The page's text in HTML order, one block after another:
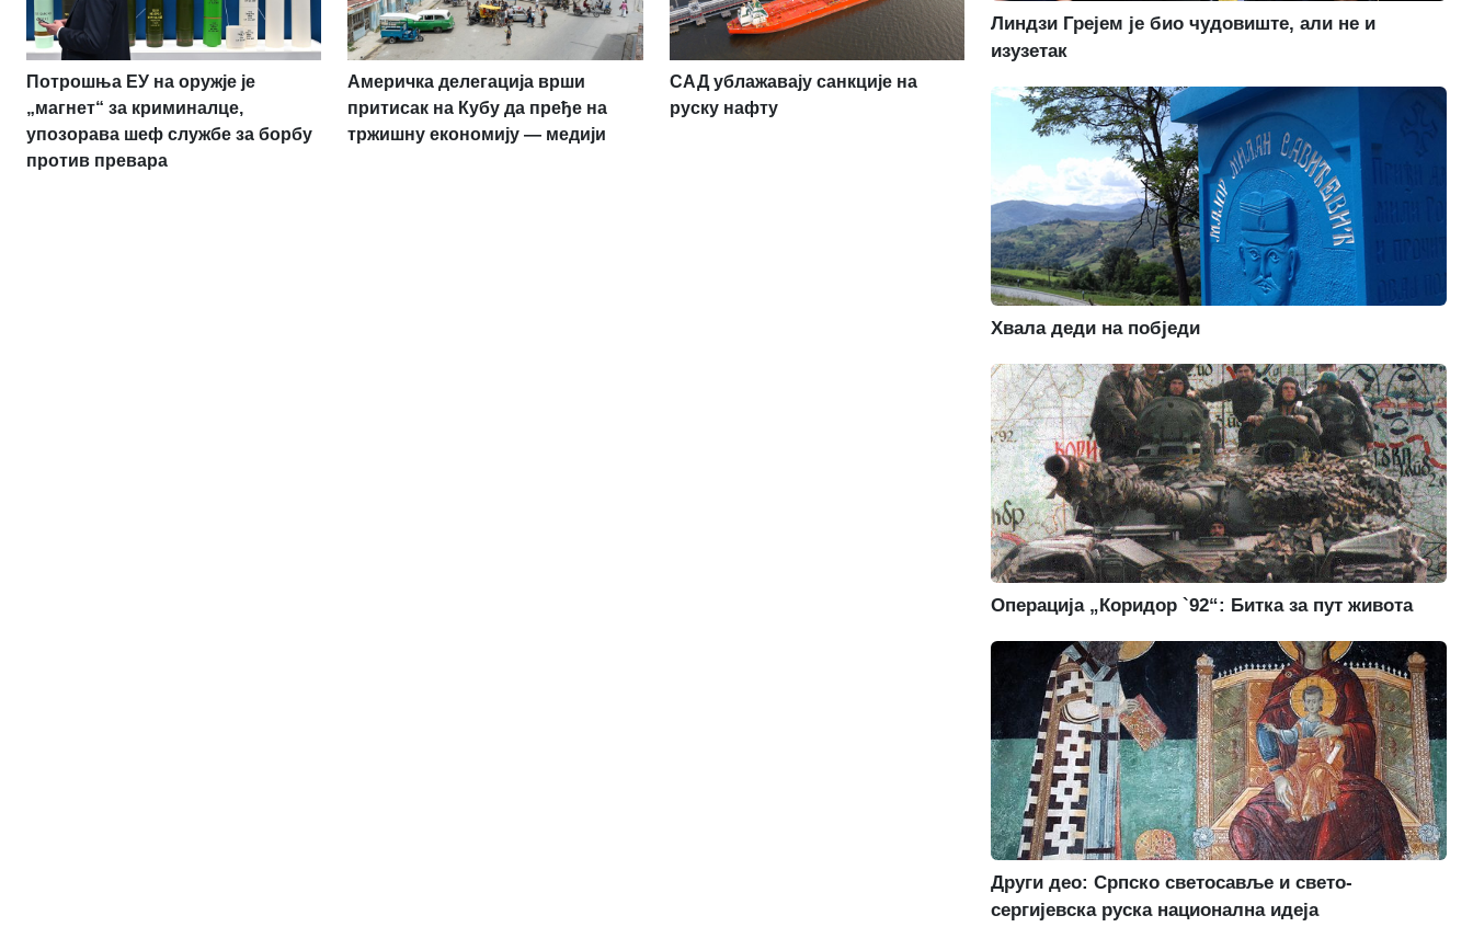
Потрошња ЕУ на оружје је
„магнет“ за криминалце,
упозорава шеф службе за борбу
против превара
Америчка делегација врши
притисак на Кубу да пређе на
тржишну економију — медији
САД ублажавају санкције на
руску нафту
Линдзи Грејем је био чудовиште, али не и
изузетак
Хвала деди на побједи
Операција „Коридор `92“: Битка за пут живота
Други део: Српско светосавље и свето-
сергијевска руска национална идеја